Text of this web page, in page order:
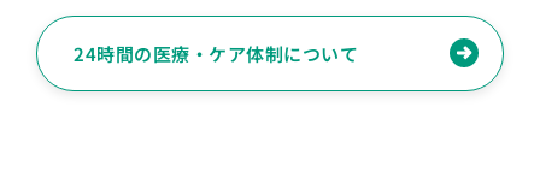
24時間の医療・ケア体制について